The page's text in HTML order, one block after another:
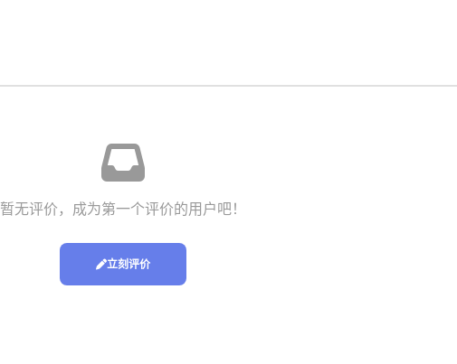
暂无评价，成为第一个评价的用户吧！
立刻评价